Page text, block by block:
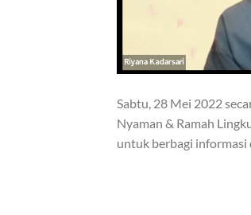
Sabtu, 28 Mei 2022
Nyaman & Ramah
untuk berbagi informasi